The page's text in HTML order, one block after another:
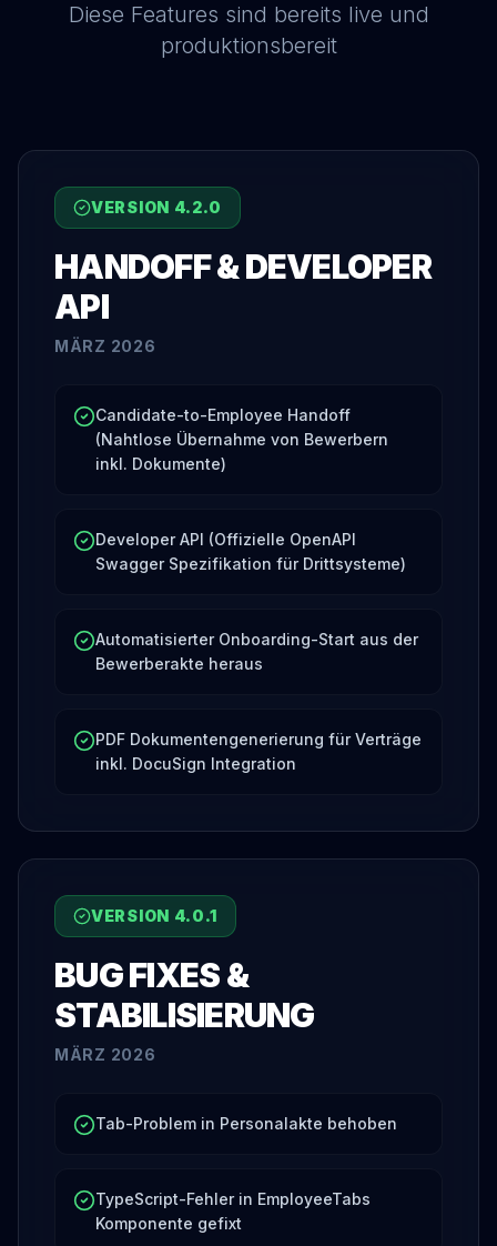
Diese Features sind bereits live und
produktionsbereit
VERSION 4.2.0
HANDOFF & DEVELOPER
API
MÄRZ 2026
Candidate-to-Employee Handoff
(Nahtlose Übernahme von Bewerbern
inkl. Dokumente)
Developer API (Offizielle OpenAPI
Swagger Spezifikation für Drittsysteme)
Automatisierter Onboarding-Start aus der
Bewerberakte heraus
PDF Dokumentengenerierung für Verträge
inkl. DocuSign Integration
VERSION 4.0.1
BUG FIXES &
STABILISIERUNG
MÄRZ 2026
Tab-Problem in Personalakte behoben
TypeScript-Fehler in EmployeeTabs
Komponente gefixt